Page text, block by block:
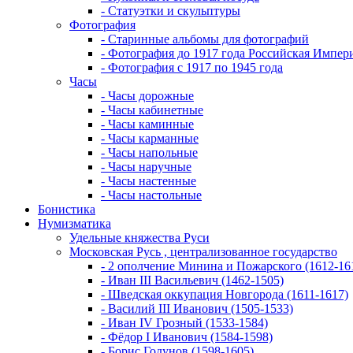
- Статуэтки и скульптуры
Фотография
- Старинные альбомы для фотографий
- Фотография до 1917 года Российская
- Фотография с 1917 по 1945 года
Часы
- Часы дорожные
- Часы кабинетные
- Часы каминные
- Часы карманные
- Часы напольные
- Часы наручные
- Часы настенные
- Часы настольные
Бонистика
Нумизматика
Удельные княжества Руси
Московская Русь , централизованное государство
- 2 ополчение Минина и Пожарского (1612-
- Иван III Васильевич (1462-1505)
- Шведская оккупация Новгорода (1611-1617)
- Василий III Иванович (1505-1533)
- Иван IV Грозный (1533-1584)
- Фёдор I Иванович (1584-1598)